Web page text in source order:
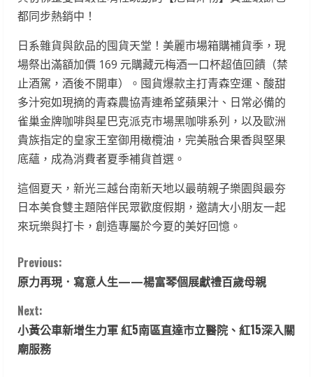
都同步熱銷中！
日系雜貨與飲品的囤貨天堂！美麗市場箱購補貨季，現
場祭出滿額加價 169 元購藏元梅酒一口杯超值回饋（禁
止酒駕，酒後不開車）。囤貨爆款主打青森空運、酸甜
多汁宛如現摘的青森農協青連希望蘋果汁、日常必備的
雀巢金牌咖啡與星巴克派克市場黑咖啡系列，以及歐洲
貴族指定的皇家王室御用橄欖油，完美融合果香與堅果
底蘊，成為消費者夏季補貨首選。
這個夏天，新光三越台南新天地以最萌親子樂園與最夯
日本美食雙主題陪伴民眾歡度假期，邀請大小朋友一起
來玩樂與打卡，創造專屬於今夏的美好回憶。
C
o
n
t
Previous:
原力再現．寫意人生——楊富琴個展獻禮百歲母親
Next:
小黃公車新增生力軍 紅5南區直達市立醫院、紅15深入關
廟服務